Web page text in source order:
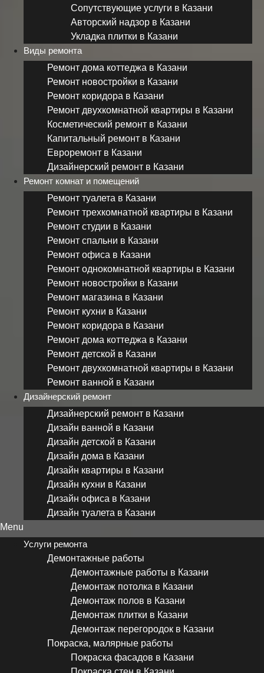
Сопутствующие услуги в Казани
Авторский надзор в Казани
Укладка плитки в Казани
Виды ремонта
Ремонт дома коттеджа в Казани
Ремонт новостройки в Казани
Ремонт коридора в Казани
Ремонт двухкомнатной квартиры в Казани
Косметический ремонт в Казани
Капитальный ремонт в Казани
Евроремонт в Казани
Дизайнерский ремонт в Казани
Ремонт комнат и помещений
Ремонт туалета в Казани
Ремонт трехкомнатной квартиры в Казани
Ремонт студии в Казани
Ремонт спальни в Казани
Ремонт офиса в Казани
Ремонт однокомнатной квартиры в Казани
Ремонт новостройки в Казани
Ремонт магазина в Казани
Ремонт кухни в Казани
Ремонт коридора в Казани
Ремонт дома коттеджа в Казани
Ремонт детской в Казани
Ремонт двухкомнатной квартиры в Казани
Ремонт ванной в Казани
Дизайнерский ремонт
Дизайнерский ремонт в Казани
Дизайн ванной в Казани
Дизайн детской в Казани
Дизайн дома в Казани
Дизайн квартиры в Казани
Дизайн кухни в Казани
Дизайн офиса в Казани
Дизайн туалета в Казани
Menu
Услуги ремонта
Демонтажные работы
Демонтажные работы в Казани
Демонтаж потолка в Казани
Демонтаж полов в Казани
Демонтаж плитки в Казани
Демонтаж перегородок в Казани
Покраска, малярные работы
Покраска фасадов в Казани